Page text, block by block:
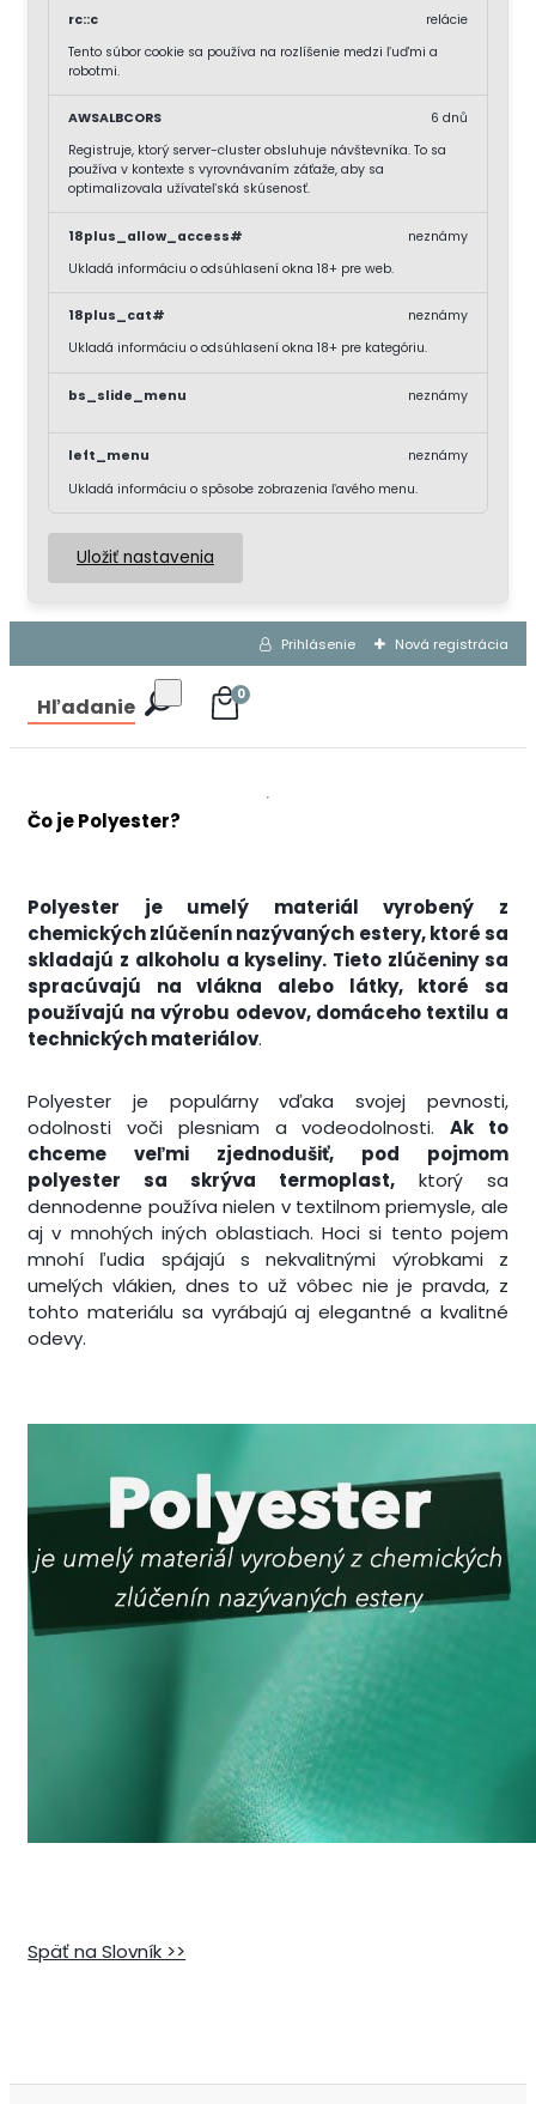
rc::c
Tento súbor cookie sa používa na rozlíšenie medzi ľuďmi a
robotmi.
relácie
AWSALBCORS
Registruje, ktorý server-cluster obsluhuje návštevníka. To sa
používa v kontexte s vyrovnávaním záťaže, aby sa
optimalizovala užívateľská skúsenosť.
6 dnů
18plus_allow_access#
Ukladá informáciu o odsúhlasení okna 18+ pre web.
neznámy
18plus_cat#
Ukladá informáciu o odsúhlasení okna 18+ pre kategóriu.
neznámy
bs_slide_menu neznámy
left_menu
Ukladá informáciu o spôsobe zobrazenia ľavého menu.
neznámy
Uložiť nastavenia
Prihlásenie Nová registrácia
Hľadanie 0
Čo je Polyester?
Polyester je umelý materiál vyrobený z
chemických zlúčenín nazývaných estery, ktoré sa
skladajú z alkoholu a kyseliny. Tieto zlúčeniny sa
spracúvajú na vlákna alebo látky, ktoré sa
používajú na výrobu odevov, domáceho textilu a
technických materiálov.
Polyester je populárny vďaka svojej pevnosti,
odolnosti voči plesniam a vodeodolnosti.Ak to
chceme veľmi zjednodušiť, pod pojmom
polyester sa skrýva termoplast,ktorý sa
dennodenne používa nielen v textilnom priemysle, ale
aj v mnohých iných oblastiach. Hoci si tento pojem
mnohí ľudia spájajú s nekvalitnými výrobkami z
umelých vlákien, dnes to už vôbec nie je pravda, z
tohto materiálu sa vyrábajú aj elegantné a kvalitné
odevy.
Späť na Slovník >>